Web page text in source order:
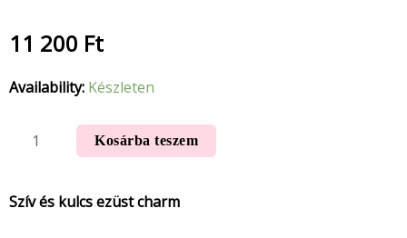
11 200 Ft
Availability: Készleten
Kosárba teszem
Szív és kulcs ezüst charm